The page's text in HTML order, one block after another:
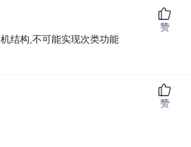
结构,不可能实现次类功能
赞
赞